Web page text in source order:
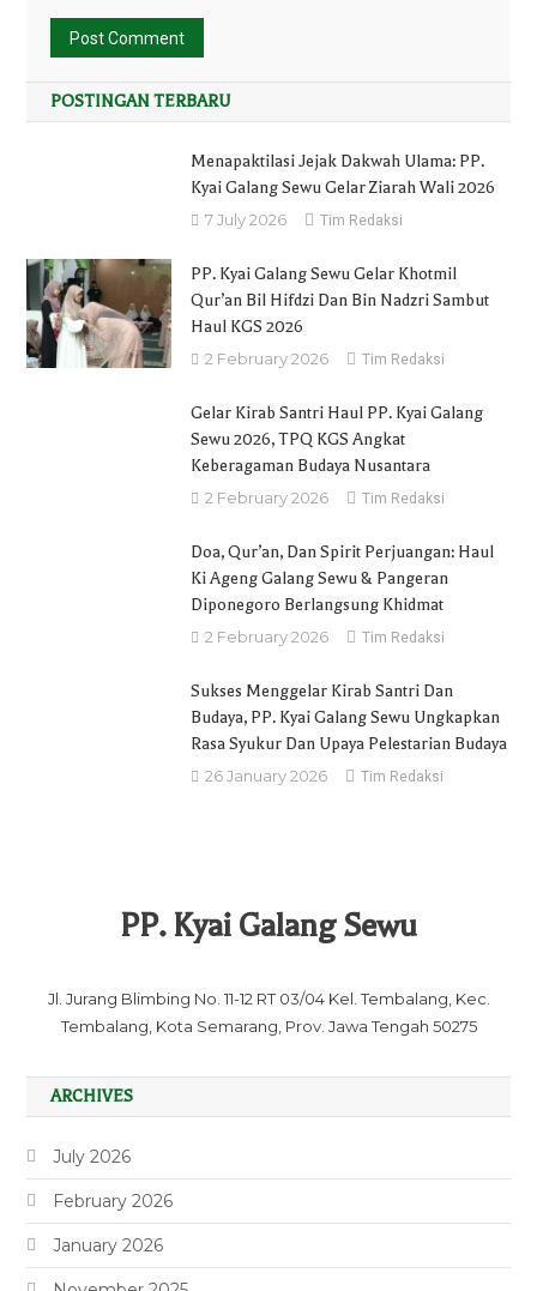
POSTINGAN TERBARU
Menapaktilasi Jejak Dakwah Ulama: PP.
Kyai Galang Sewu Gelar Ziarah Wali 2026
7 July 2026 Tim Redaksi
PP. Kyai Galang Sewu Gelar Khotmil
Qur’an Bil Hifdzi Dan Bin Nadzri Sambut
Haul KGS 2026
2 February 2026 Tim Redaksi
Gelar Kirab Santri Haul PP. Kyai Galang
Sewu 2026, TPQ KGS Angkat
Keberagaman Budaya Nusantara
2 February 2026 Tim Redaksi
Doa, Qur’an, Dan Spirit Perjuangan: Haul
Ki Ageng Galang Sewu & Pangeran
Diponegoro Berlangsung Khidmat
2 February 2026 Tim Redaksi
Sukses Menggelar Kirab Santri Dan
Budaya, PP. Kyai Galang Sewu Ungkapkan
Rasa Syukur Dan Upaya Pelestarian Budaya
26 January 2026 Tim Redaksi
PP. Kyai Galang Sewu
Jl. Jurang Blimbing No. 11-12 RT 03/04 Kel. Tembalang, Kec.
Tembalang, Kota Semarang, Prov. Jawa Tengah 50275
ARCHIVES
July 2026
February 2026
January 2026